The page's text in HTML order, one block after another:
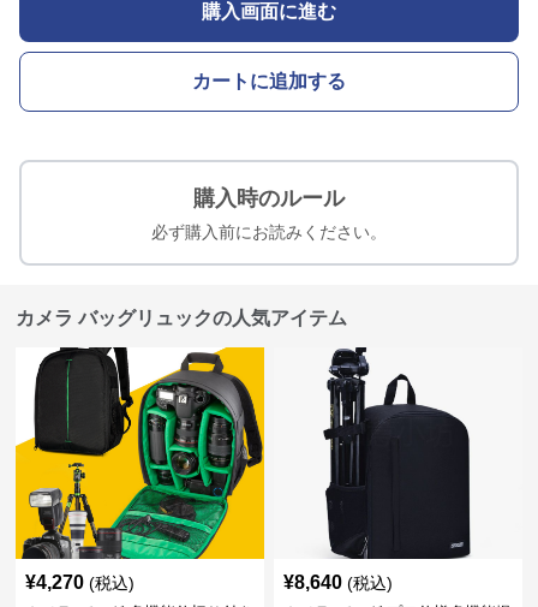
購入画面に進む
カートに追加する
購入時のルール
必ず購入前にお読みください。
カメラ バッグリュックの人気アイテム
¥4,270 (税込) ¥8,640 (税込)